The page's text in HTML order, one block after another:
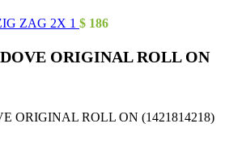
ZAG 2X 1 $ 186
ORIGINAL ROLL ON
ORIGINAL ROLL ON (1421814218)